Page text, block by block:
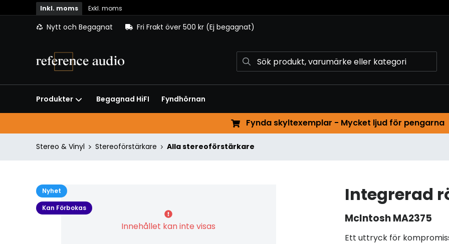
Inkl. moms Exkl. moms
Nytt och Begagnat Fri Frakt över 500 kr (Ej begagnat)
Produkter Begagnad HiFI Fyndhörnan
Fynda skyltexemplar - Mycket ljud för pengarna
Stereo & Vinyl Stereoförstärkare Alla stereoförstärkare
Nyhet
Kan Förbokas
Innehållet kan inte visas
Integrerad
McIntoshMA2375
Ett uttryck för